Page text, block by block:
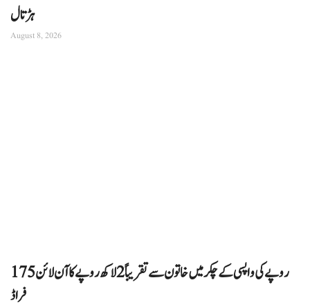
ہڑتال
August 8, 2026
175 روپے کی واپسی کے چکر میں خاتون سے تقریباً 2 لاکھ روپے کا آن لائن
فراڈ